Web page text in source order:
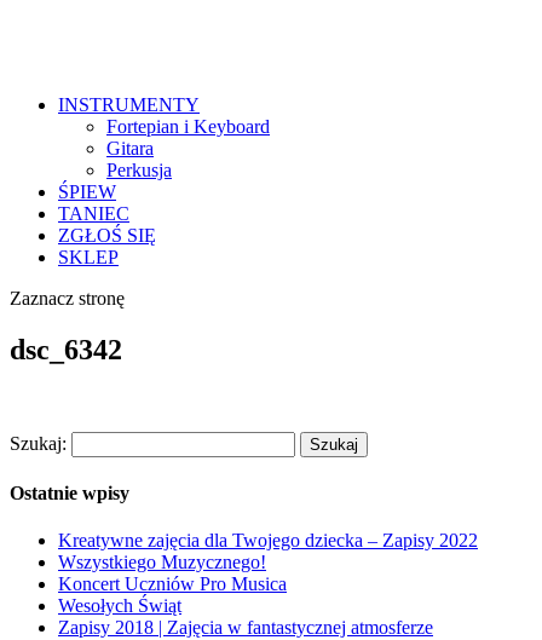
INSTRUMENTY
Fortepian i Keyboard
Gitara
Perkusja
ŚPIEW
TANIEC
ZGŁOŚ SIĘ
SKLEP
Zaznacz stronę
dsc_6342
Szukaj:
Ostatnie wpisy
Kreatywne zajęcia dla Twojego dziecka – Zapisy 2022
Wszystkiego Muzycznego!
Koncert Uczniów Pro Musica
Wesołych Świąt
Zapisy 2018 | Zajęcia w fantastycznej atmosferze